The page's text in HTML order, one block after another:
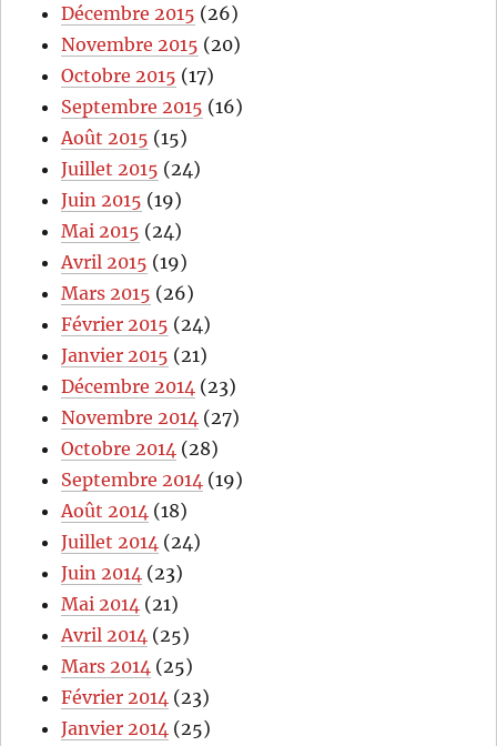
Décembre 2015 (26)
Novembre 2015 (20)
Octobre 2015 (17)
Septembre 2015 (16)
Août 2015 (15)
Juillet 2015 (24)
Juin 2015 (19)
Mai 2015 (24)
Avril 2015 (19)
Mars 2015 (26)
Février 2015 (24)
Janvier 2015 (21)
Décembre 2014 (23)
Novembre 2014 (27)
Octobre 2014 (28)
Septembre 2014 (19)
Août 2014 (18)
Juillet 2014 (24)
Juin 2014 (23)
Mai 2014 (21)
Avril 2014 (25)
Mars 2014 (25)
Février 2014 (23)
Janvier 2014 (25)